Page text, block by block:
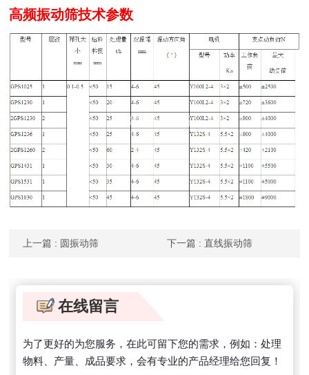
高频振动筛技术参数
上一篇 : 圆振动筛 下一篇 : 直线振动筛
在线留言
为了更好的为您服务，在此可留下您的需求，例如：处理
物料、产量、成品要求，会有专业的产品经理给您回复！